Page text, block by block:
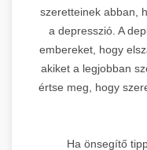
szeretteinek abban,
a depresszió. A
embereket, hogy
akiket a legjobban
értse meg, hogy
Ha önsegítő